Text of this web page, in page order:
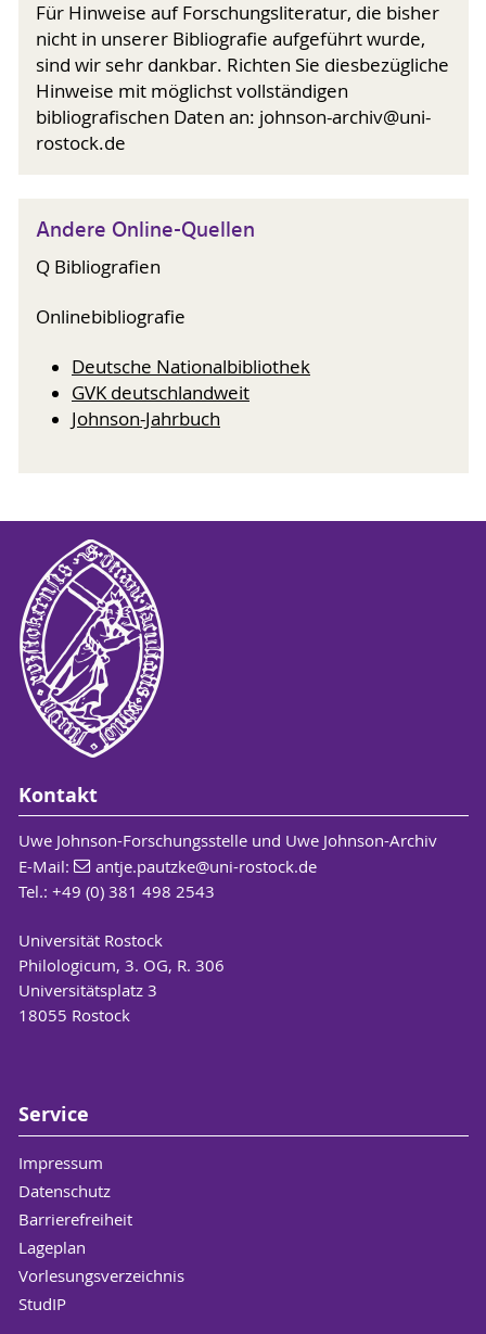
Für Hinweise auf Forschungsliteratur, die bisher
nicht in unserer Bibliografie aufgeführt wurde,
sind wir sehr dankbar. Richten Sie diesbezügliche
Hinweise mit möglichst vollständigen
bibliografischen Daten an: johnson-archiv@uni-
rostock.de
Andere Online-Quellen
Q Bibliografien
Onlinebibliografie
Deutsche Nationalbibliothek
GVK deutschlandweit
Johnson-Jahrbuch
Kontakt
Uwe Johnson-Forschungsstelle und Uwe Johnson-Archiv
E-Mail:
antje.pautzke@uni-rostock.de
Tel.: +49 (0) 381 498 2543
Universität Rostock
Philologicum, 3. OG, R. 306
Universitätsplatz 3
18055 Rostock
Service
Impressum
Datenschutz
Barrierefreiheit
Lageplan
Vorlesungsverzeichnis
StudIP